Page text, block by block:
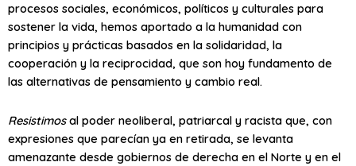
procesos sociales, económicos, políticos y culturales para
sostener la vida, hemos aportado a la humanidad con
principios y prácticas basados en la solidaridad, la
cooperación y la reciprocidad, que son hoy fundamento de
las alternativas de pensamiento y cambio real.
Resistimosal poder neoliberal, patriarcal y racista que, con
expresiones que parecían ya en retirada, se levanta
amenazante desde gobiernos de derecha en el Norte y en el